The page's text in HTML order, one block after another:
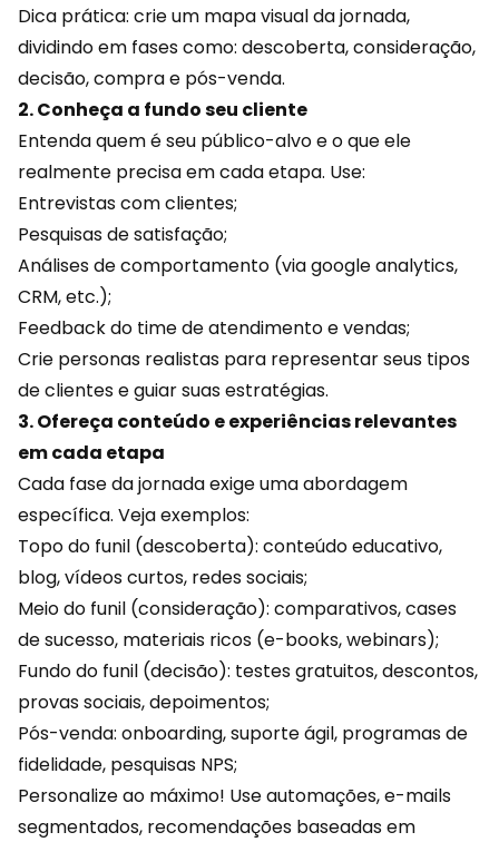
Dica prática: crie um mapa visual da jornada,
dividindo em fases como: descoberta, consideração,
decisão, compra e pós-venda.
2. Conheça a fundo seu cliente
Entenda quem é seu público-alvo e o que ele
realmente precisa em cada etapa. Use:
Entrevistas com clientes;
Pesquisas de satisfação;
Análises de comportamento (via google analytics,
CRM, etc.);
Feedback do time de atendimento evendas;
Crie personas realistas para representar seus tipos
de clientes e guiar suas estratégias.
3. Ofereça conteúdo e experiências relevantes
em cada etapa
Cada fase da jornada exige uma abordagem
específica. Veja exemplos:
Topo do funil (descoberta): conteúdo educativo,
blog, vídeos curtos, redes sociais;
Meio do funil (consideração): comparativos, cases
de sucesso, materiais ricos (e-books, webinars);
Fundo do funil (decisão): testes gratuitos,descontos,
provas sociais, depoimentos;
Pós-venda: onboarding, suporte ágil, programas de
fidelidade, pesquisas NPS;
Personalize ao máximo! Use automações, e-mails
segmentados, recomendações baseadas em